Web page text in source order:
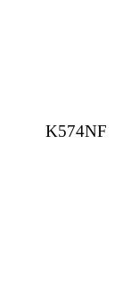
K574NF